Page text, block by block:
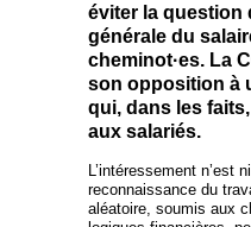
éviter la question
générale du
cheminot·es. La
son opposition à
qui, dans les
aux salariés.
L’intéressement n’est
reconnaissance du
aléatoire, soumis aux